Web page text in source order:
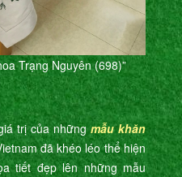
Trạng Nguyên (698)”
trị của những mẫu khăn
đã khéo léo thể hiện
tiết đẹp lên những mẫu